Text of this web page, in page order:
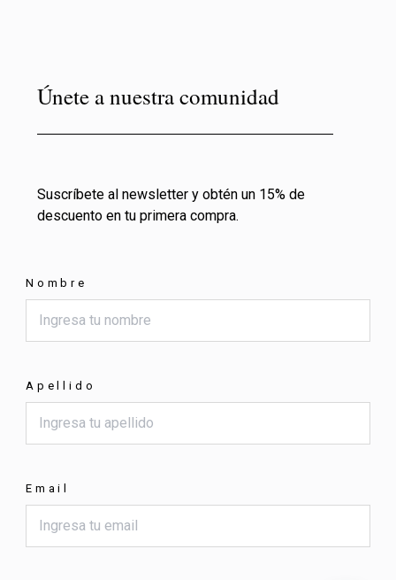
Únete a nuestra comunidad
Suscríbete al newsletter y obtén un 15% de
descuento en tu primera compra.
Nombre
Apellido
Email